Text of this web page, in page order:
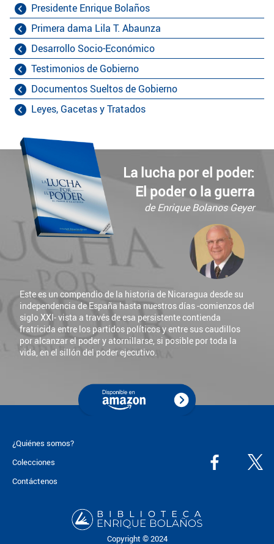
Presidente Enrique Bolaños
Primera dama Lila T. Abaunza
Desarrollo Socio-Económico
Testimonios de Gobierno
Documentos Sueltos de Gobierno
Leyes, Gacetas y Tratados
La lucha por el poder:
El poder o la guerra
de Enrique Bolanos Geyer
Este es un compendio de la historia de Nicaragua desde su
independencia de España hasta nuestros días -comienzos del
siglo XXI- vista a través de esa persistente contienda
fratricida entre los partidos políticos y entre sus caudillos
por alcanzar el poder y atornillarse, si posible por toda la
vida, en el sillón del poder ejecutivo.
¿Quiénes somos?
Colecciones
Contáctenos
Copyright © 2024